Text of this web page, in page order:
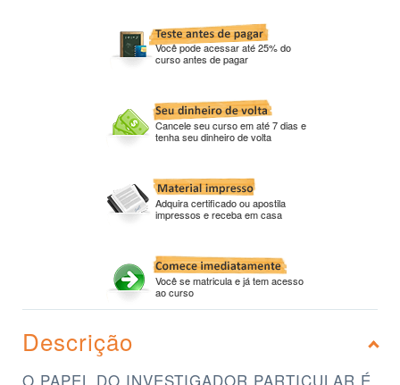
Você pode acessar até 25% do
curso antes de pagar
Cancele seu curso em até 7 dias e
tenha seu dinheiro de volta
Adquira certificado ou apostila
impressos e receba em casa
Você se matricula e já tem acesso
ao curso
Descrição
O PAPEL DO INVESTIGADOR PARTICULAR É